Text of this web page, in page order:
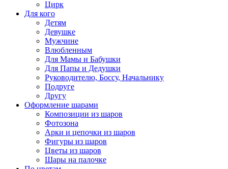
Цирк
Для кого
Детям
Девушке
Мужчине
Влюбленным
Для Мамы и Бабушки
Для Папы и Дедушки
Руководителю, Боссу, Начальнику
Подруге
Другу
Оформление шарами
Композиции из шаров
Фотозона
Арки и цепочки из шаров
Фигуры из шаров
Цветы из шаров
Шары на палочке